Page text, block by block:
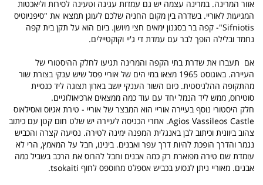
אזור המרינה. במרינה עצמה יש גם עמדות עגינה וטעינה לסירות וליאכטות
המגיעות לאוריי. בשדרה בין מקום החניה שלכם לעוגן תמצאו את "סיפניוטיס
Sifniotis"- קפה בר בסגנון ימאים חצי מיושן. ביום הוא על תקן בית קפה
נחמד ובלילה הופך לבר עם עמדת די ג'יי וקוקטיילים.
אם תעברו את שדרת בתי הקפה והמרינה תגיעו לחלק ההיסטורי של
העיירה. באוגוסט 1965 מצאו במי הים של אוריי פסל שיש ענקי בצורת שור
מהתקופה ההלניסטית. כיום השור הענקי יושב בארון תצוגה ליד כנסיית
סוטירוס, ממש ליד הנמל יחד עם עוד כמה ממצאים ארכיאולוגיים.
חלק היסטורי נוסף בעיירה אוריי הוא המבצר של אוריי - טירת אגיוס ואסילאוס
Agios Vassileos Castle. אחרי הכניסה לעיירה יש שלט חום קטן עם כיתוב
צהוב ביוונית וכיתוב לבן באנגלית המפנה ימינה לטירה. נסיעה קצרה והכביש
נגמר והדרך הופכת להיות דרך עפר ואבנים. בינינו, חבל על המאמץ, הרי לא
עומדת שם טירה מפוארת רק כמה אבנים וחבל להרוס את הרכב בשביל כמה
אבנים. מאוריי ניתן לנסוע בכביש אספלט מחוספס לחוף tsokaiti.